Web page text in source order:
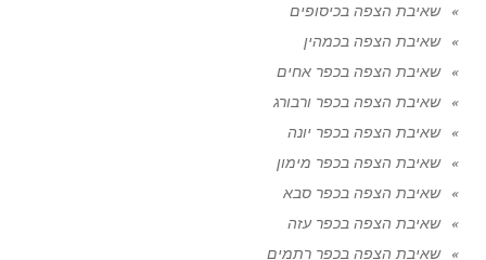
שאיבת הצפה בכיסופים
שאיבת הצפה בכמהין
שאיבת הצפה בכפר אחים
שאיבת הצפה בכפר ורבורג
שאיבת הצפה בכפר יונה
שאיבת הצפה בכפר מימון
שאיבת הצפה בכפר סבא
שאיבת הצפה בכפר עזה
שאיבת הצפה בכפר רתמים